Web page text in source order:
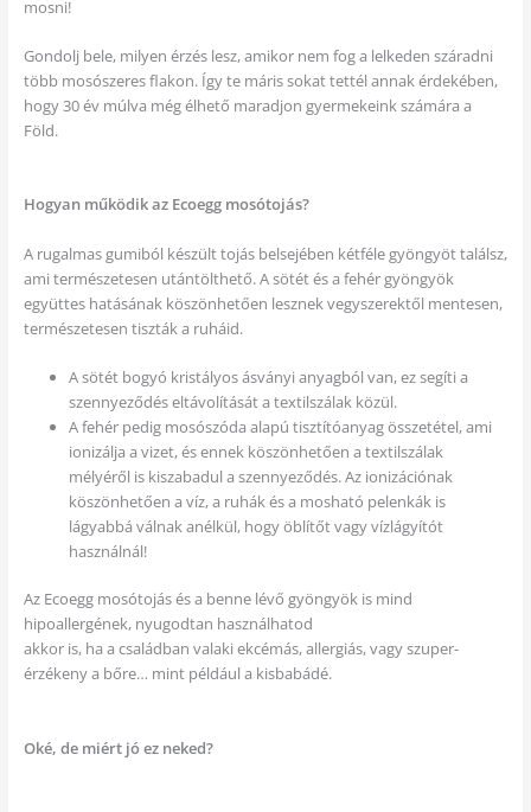
mosni!
Gondolj bele, milyen érzés lesz, amikor nem fog a lelkeden száradni
több mosószeres flakon. Így te máris sokat tettél annak érdekében,
hogy 30 év múlva még élhető maradjon gyermekeink számára a
Föld.
Hogyan működik az Ecoegg mosótojás?
A rugalmas gumiból készült tojás belsejében kétféle gyöngyöt találsz,
ami természetesen utántölthető. A sötét és a fehér gyöngyök
együttes hatásának köszönhetően lesznek vegyszerektől mentesen,
természetesen tiszták a ruháid.
A sötét bogyó kristályos ásványi anyagból van, ez segíti a
szennyeződés eltávolítását a textilszálak közül.
A fehér pedig mosószóda alapú tisztítóanyag összetétel, ami
ionizálja a vizet, és ennek köszönhetően a textilszálak
mélyéről is kiszabadul a szennyeződés. Az ionizációnak
köszönhetően a víz, a ruhák és a mosható pelenkák is
lágyabbá válnak anélkül, hogy öblítőt vagy vízlágyítót
használnál!
Az Ecoegg mosótojás és a benne lévő gyöngyök is mind
hipoallergének, nyugodtan használhatod
akkor is, ha a családban valaki ekcémás, allergiás, vagy szuper-
érzékeny a bőre… mint például a kisbabádé.
Oké, de miért jó ez neked?